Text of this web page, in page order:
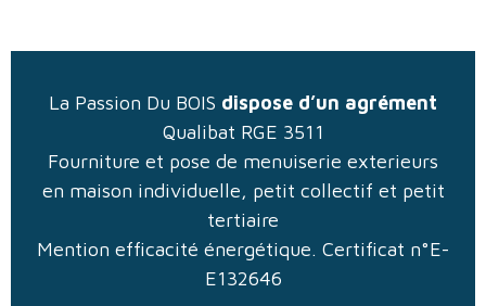
La Passion Du BOIS dispose d’un agrément
Qualibat RGE 3511
Fourniture et pose de menuiserie exterieurs
en maison individuelle, petit collectif et petit
tertiaire
Mention efficacité énergétique. Certificat n°E-
E132646